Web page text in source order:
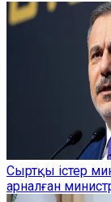
Сыртқы істер
арналған